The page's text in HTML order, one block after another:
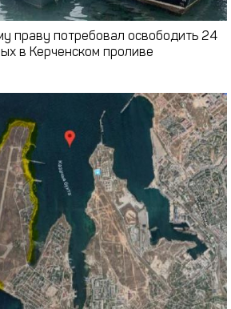
праву потребовал освободить 24
в Керченском проливе